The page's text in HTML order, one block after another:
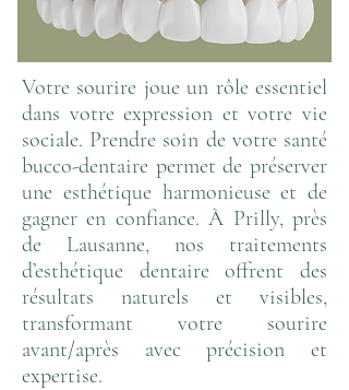
Votre sourire joue un rôle essentiel
dans votre expression et votre vie
sociale. Prendre soin de votre santé
bucco-dentaire permet de préserver
une esthétique harmonieuse et de
gagner en confiance. À Prilly, près
de Lausanne, nos traitements
d’esthétique dentaire offrent des
résultats naturels et visibles,
transformant votre sourire
avant/après avec précision et
expertise.